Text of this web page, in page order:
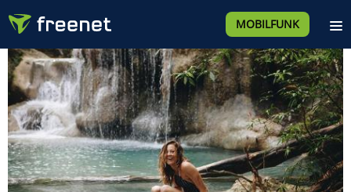
MOBILFUNK